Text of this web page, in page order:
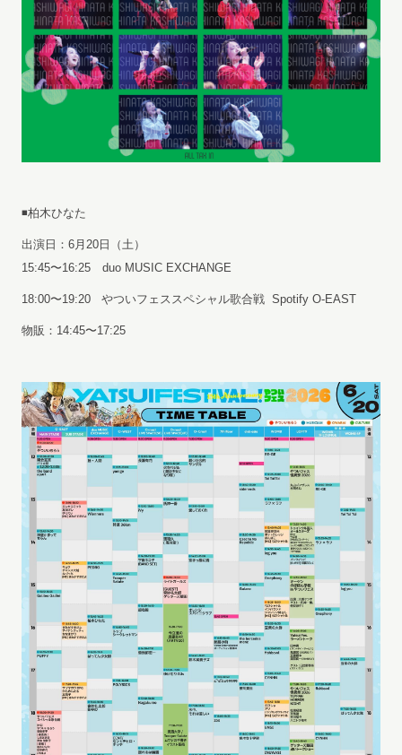
◾️柏木ひなた
出演日：6月20日（土）
15:45〜16:25 duo MUSIC EXCHANGE
18:00〜19:20 やついフェススペシャル歌合戦 Spotify O-EAST
物販：14:45〜17:25